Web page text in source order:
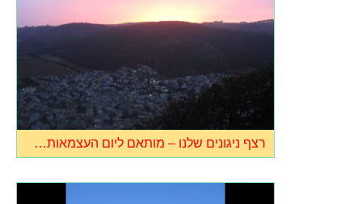
רצף ניגונים שלנו – מותאם ליום העצמאות…